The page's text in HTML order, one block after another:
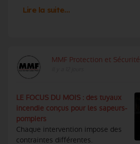
Lire la suite…
MMF Protection et Sécurité
LE FOCUS DU MOIS : des tuyaux
incendie conçus pour les sapeurs-
pompiers
Chaque intervention impose des
contraintes différentes.